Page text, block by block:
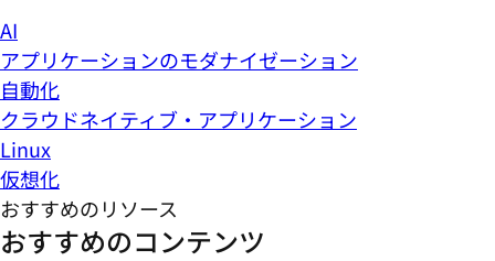
AI
アプリケーションのモダナイゼーション
自動化
クラウドネイティブ・アプリケーション
Linux
仮想化
おすすめのリソース
おすすめのコンテンツ